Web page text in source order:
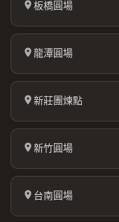
板橋圓場
龍潭圓場
新莊團煉點
新竹圓場
台南圓場